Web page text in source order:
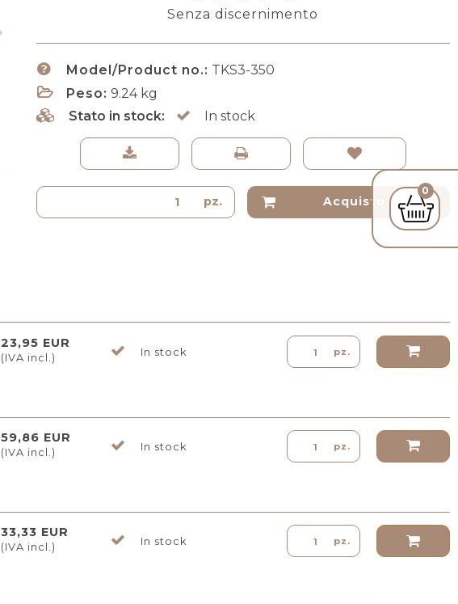
0
Senza discernimento
Model/Product no.: TKS3-350
Peso: 9.24 kg
Stato in stock:
In stock
pz. Acquisto
23,95 EUR
(IVA incl.) In stock pz.
59,86 EUR
(IVA incl.) In stock pz.
33,33 EUR
(IVA incl.) In stock pz.